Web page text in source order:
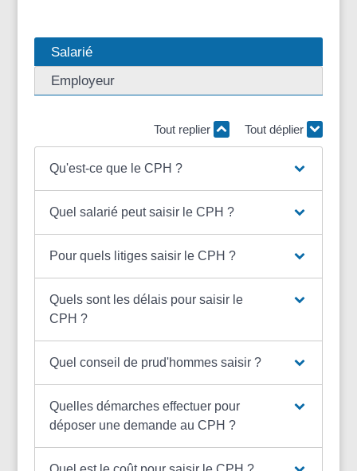
Salarié
Employeur
Tout replier Tout déplier
Qu'est-ce que le CPH ?
Quel salarié peut saisir le CPH ?
Pour quels litiges saisir le CPH ?
Quels sont les délais pour saisir le
CPH ?
Quel conseil de prud'hommes saisir ?
Quelles démarches effectuer pour
déposer une demande au CPH ?